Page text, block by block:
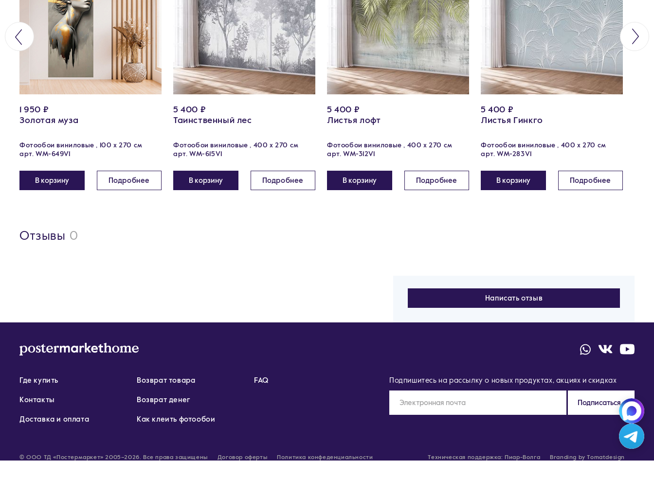
1 950 ₽
Золотая муза
Фотообои виниловые , 100 x 270 см
арт. WM-649V1
В корзину Подробнее
5 400 ₽
Таинственный лес
Фотообои виниловые , 400 х 270 см
арт. WM-615V1
В корзину Подробнее
5 400 ₽
Листья лофт
Фотообои виниловые , 400 х 270 см
арт. WM-312V1
В корзину Подробнее
5 400 ₽
Листья Гинкго
Фотообои виниловые , 400 х 270 см
арт. WM-283V1
В корзину Подробнее
Отзывы 0
Написать отзыв
Где купить
Контакты
Доставка и оплата
Возврат товара
Возврат денег
Как клеить фотообои
FAQ Подпишитесь на рассылку о новых продуктах, акциях и скидках
Подписаться
© ООО ТД «Постермаркет» 2005–2026. Все права защищены Договор оферты Политика конфеденциальности Техническая поддержка: Пиар-Волга Branding by Tomatdesign